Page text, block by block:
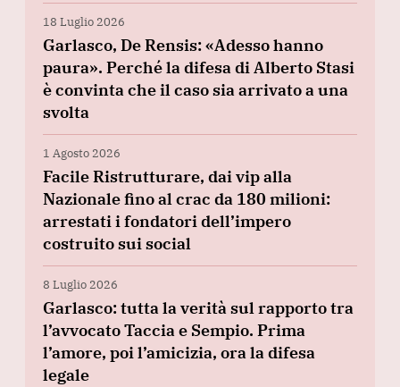
18 Luglio 2026
Garlasco, De Rensis: «Adesso hanno
paura». Perché la difesa di Alberto Stasi
è convinta che il caso sia arrivato a una
svolta
1 Agosto 2026
Facile Ristrutturare, dai vip alla
Nazionale fino al crac da 180 milioni:
arrestati i fondatori dell’impero
costruito sui social
8 Luglio 2026
Garlasco: tutta la verità sul rapporto tra
l’avvocato Taccia e Sempio. Prima
l’amore, poi l’amicizia, ora la difesa
legale